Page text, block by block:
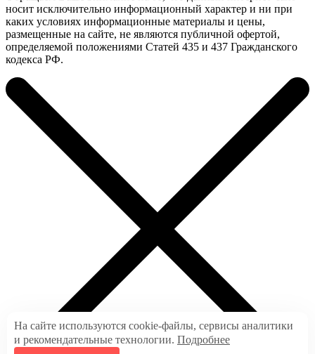
носит исключительно информационный характер и ни при
каких условиях информационные материалы и цены,
размещенные на сайте, не являются публичной офертой,
определяемой положениями Статей 435 и 437 Гражданского
кодекса РФ.
На сайте используются cookie-файлы, сервисы аналитики
и рекомендательные технологии. Подробнее